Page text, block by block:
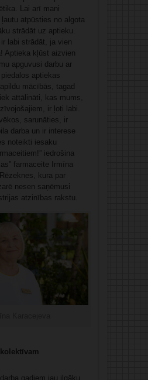
Lai arī mani
atpūsties no algota
strādāt uz aptieku.
labi strādāt, ja vien
Aptieka kļūst aizvien
apguvusi darbu ar
aptiekas
mācībās, tagad
attālināti, kas mums,
ir ļoti labi.
sarunāties, ir
darba un ir interese
noteikti iesaku
iedrošina
farmaceite Irmīna
kura par
nesen saņēmusi
atzinības rakstu.
gadiem jau ilgāku